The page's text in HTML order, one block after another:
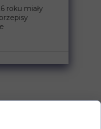
roku miały